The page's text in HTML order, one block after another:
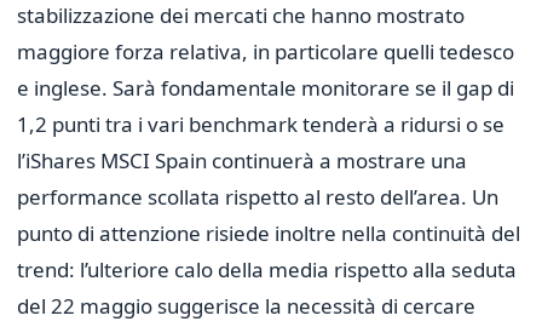
stabilizzazione dei mercati che hanno mostrato
maggiore forza relativa, in particolare quelli tedesco
e inglese. Sarà fondamentale monitorare se il gap di
1,2 punti tra i vari benchmark tenderà a ridursi o se
l’iShares MSCI Spain continuerà a mostrare una
performance scollata rispetto al resto dell’area. Un
punto di attenzione risiede inoltre nella continuità del
trend: l’ulteriore calo della media rispetto alla seduta
del 22 maggio suggerisce la necessità di cercare